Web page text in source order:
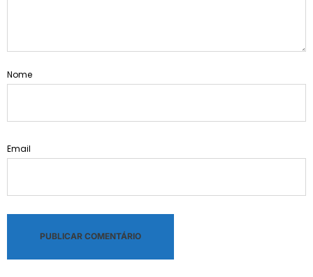
Nome
Email